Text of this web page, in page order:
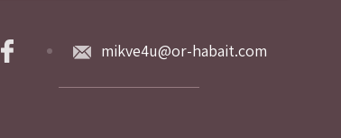
mikve4u@or-habait.com